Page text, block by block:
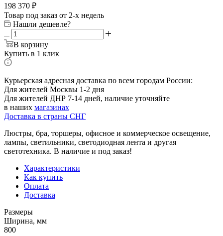
198 370 ₽
Товар под заказ от 2-х недель
Нашли дешевле?
В корзину
Купить в 1 клик
Курьерская адресная доставка по всем городам России:
Для жителей Москвы 1-2 дня
Для жителей ДНР 7-14 дней, наличие уточняйте
в наших магазинах
Доставка в страны СНГ
Люстры, бра, торшеры, офисное и коммерческое освещение,
лампы, светильники, светодиодная лента и другая
светотехника. В наличие и под заказ!
Характеристики
Как купить
Оплата
Доставка
Размеры
Ширина, мм
800